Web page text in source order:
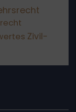
Zivil-